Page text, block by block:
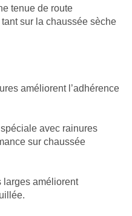
tenue de route
sur la chaussée sèche
améliorent l’adhérence
avec rainures
sur chaussée
larges améliorent